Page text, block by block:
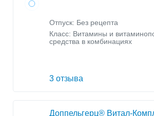
Отпуск: Без рецепта
Класс: Витамины и
средства в комбинациях
3 отзыва
Доппельгерц® Витал-